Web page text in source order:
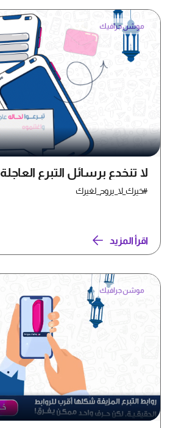
موشن جرافيك
لا تنخدع برسائل التبرع العاجلة
#خيرك_لا_يروح_لغيرك
اقرأ المزيد
موشن جرافيك